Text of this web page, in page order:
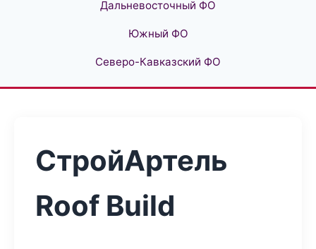
Дальневосточный ФО
Южный ФО
Северо-Кавказский ФО
СтройАртель
Roof Build